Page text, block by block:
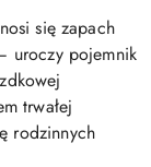
się zapach
uroczy pojemnik
trwałej
rodzinnych